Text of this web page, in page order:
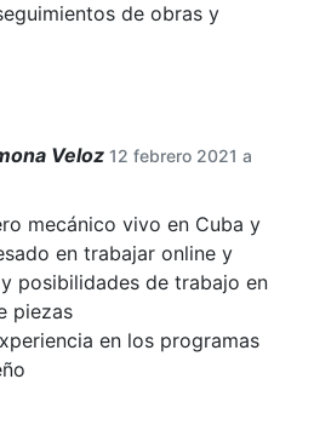
de obras y
Veloz 12 febrero 2021 a
mecánico vivo en Cuba y
en trabajar online y
posibilidades de trabajo en
piezas
en los programas